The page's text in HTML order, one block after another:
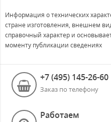
Информация о технических
стране изготовления, внешнем
справочный характер и
моменту публикации сведениях
+7 (495) 145-26-60
Заказ по телефону
Работаем